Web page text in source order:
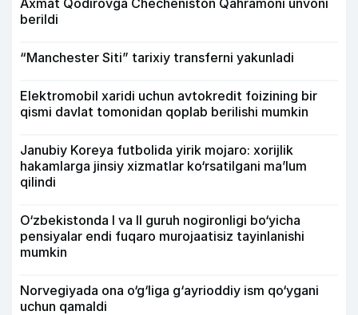
berildi
“Manchester Siti” tarixiy transferni yakunladi
Elektromobil xaridi uchun avtokredit foizining bir
qismi davlat tomonidan qoplab berilishi mumkin
Janubiy Koreya futbolida yirik mojaro: xorijlik
hakamlarga jinsiy xizmatlar ko‘rsatilgani ma’lum
qilindi
O‘zbekistonda I va II guruh nogironligi bo‘yicha
pensiyalar endi fuqaro murojaatisiz tayinlanishi
mumkin
Norvegiyada ona o‘g‘liga g‘ayrioddiy ism qo‘ygani
uchun qamaldi